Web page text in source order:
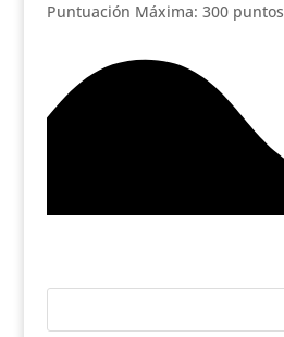
Puntuación Máxima: 300 puntos